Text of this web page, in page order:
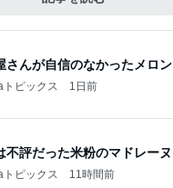
さんが自信のなかったメロン
ピックス 1日前
不評だった米粉のマドレーヌ
ピックス 11時間前